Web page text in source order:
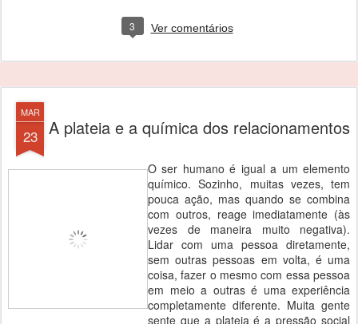
3 Ver comentários
MAR
23 A plateia e a química dos relacionamentos
O ser humano é igual a um elemento
químico. Sozinho, muitas vezes, tem
pouca ação, mas quando se combina
com outros, reage imediatamente (às
vezes de maneira muito negativa).
Lidar com uma pessoa diretamente,
sem outras pessoas em volta, é uma
coisa, fazer o mesmo com essa pessoa
em meio a outras é uma experiência
completamente diferente. Muita gente
sente que a plateia é a pressão social